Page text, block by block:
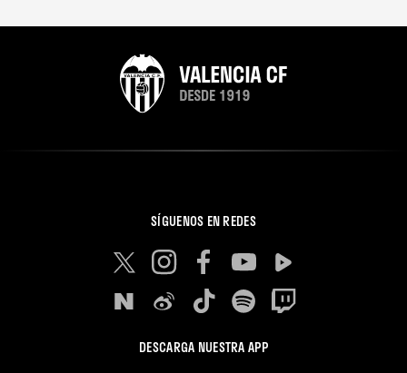
SÍGUENOS EN REDES
DESCARGA NUESTRA APP